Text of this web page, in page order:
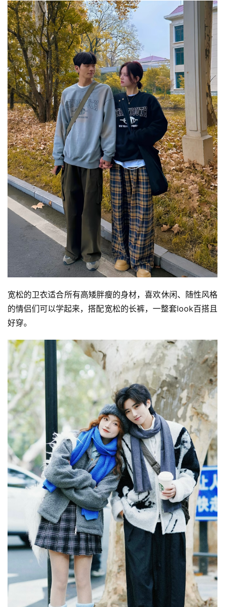
宽松的卫衣适合所有高矮胖瘦的身材，喜欢休闲、随性风格
的情侣们可以学起来，搭配宽松的长裤，一整套look百搭且
好穿。